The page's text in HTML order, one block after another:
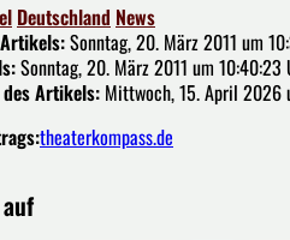
Deutschland News
Sonntag, 20. März 2011 um
Sonntag, 20. März 2011 um 10:40:23
Artikels: Mittwoch, 15. April 2026
theaterkompass.de